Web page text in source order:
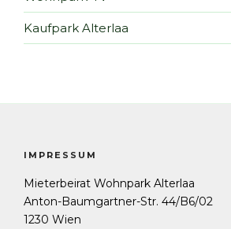
Kaufpark Alterlaa
IMPRESSUM
Mieterbeirat Wohnpark Alterlaa
Anton-Baumgartner-Str. 44/B6/02
1230 Wien